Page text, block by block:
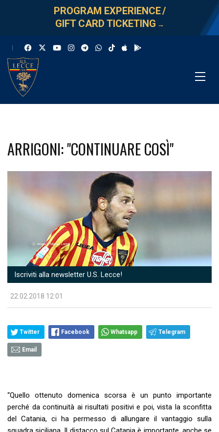
PROGRAM EXPERIENCE/
GIFT CARD TICKETING →
ARRIGONI: "CONTINUARE COSÌ"
Iscriviti alla newsletter U.S. Lecce!
22.02.2018 12:01
Twitter Facebook Whatsapp Telegram
Email
“Quello ottenuto domenica scorsa è un punto importante
perché da continuità ai risultati positivi e poi, vista la sconfitta
del Catania, ci ha permesso di allungare il vantaggio sulla